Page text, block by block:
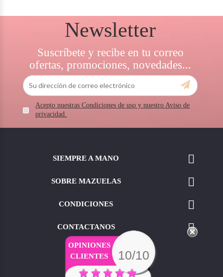
Newsletter
Suscríbete y recibe en tu correo
ofertas, promociones, novedades...
Acepto nuestras Condiciones de uso y nuestro Aviso de
privacidad.
SIEMPRE A MANO 
SOBRE MAZUELAS 
CONDICIONES 
CONTACTANOS 
OPINIONES
CLIENTES
10/10